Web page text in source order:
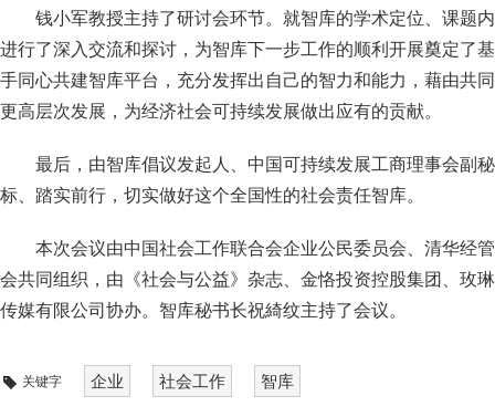
钱小军教授主持了研讨会环节。就智库的学术定位、课题
进行了深入交流和探讨，为智库下一步工作的顺利开展奠定了
手同心共建智库平台，充分发挥出自己的智力和能力，藉由共
更高层次发展，为经济社会可持续发展做出应有的贡献。
最后，由智库倡议发起人、中国可持续发展工商理事会副
标、踏实前行，切实做好这个全国性的社会责任智库。
本次会议由中国社会工作联合会企业公民委员会、清华经
会共同组织，由《社会与公益》杂志、金恪投资控股集团、玫
传媒有限公司协办。智库秘书长祝綺纹主持了会议。
关键字 企业 社会工作 智库